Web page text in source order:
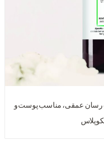
رسان عمقی، مناسب پوست و